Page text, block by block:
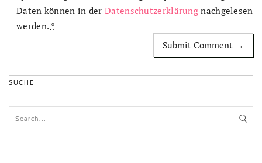
Daten können in derDatenschutzerklärung nachgelesen
werden. *
SUCHE